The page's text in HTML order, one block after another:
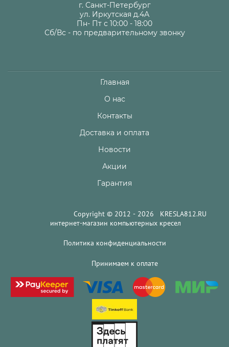
г. Санкт-Петербург
ул. Иркутская д.4А
Пн- Пт с 10:00 - 18:00
Сб/Вс - по предварительному звонку
Главная
О нас
Контакты
Доставка и оплата
Новости
Акции
Гарантия
Copyright © 2012 - 2026 KRESLA812.RU
интернет-магазин компьютерных кресел
Политика конфиденциальности
Принимаем к оплате